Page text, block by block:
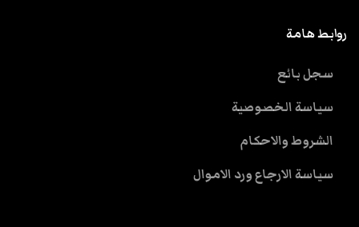
روابط هامة
سجل بائع
سياسة الخصوصية
الشروط والاحكام
سياسة الارجاع ورد الاموال